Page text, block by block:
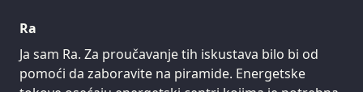
Ra
Ja sam Ra. Za proučavanje tih iskustava bilo bi od
pomoći da zaboravite na piramide. Energetske